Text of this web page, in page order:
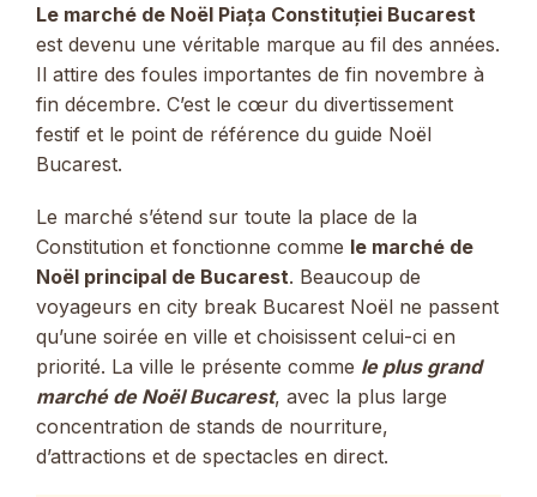
Le marché de Noël Piața Constituției Bucarest
est devenu une véritable marque au fil des années.
Il attire des foules importantes de fin novembre à
fin décembre. C’est le cœur du divertissement
festif et le point de référence du guide Noël
Bucarest.
Le marché s’étend sur toute la place de la
Constitution et fonctionne comme le marché de
Noël principal de Bucarest. Beaucoup de
voyageurs en city break Bucarest Noël ne passent
qu’une soirée en ville et choisissent celui-ci en
priorité. La ville le présente comme le plus grand
marché de Noël Bucarest, avec la plus large
concentration de stands de nourriture,
d’attractions et de spectacles en direct.